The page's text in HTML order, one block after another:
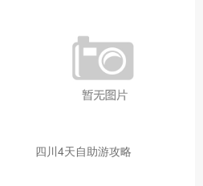
四川4天自助游攻略